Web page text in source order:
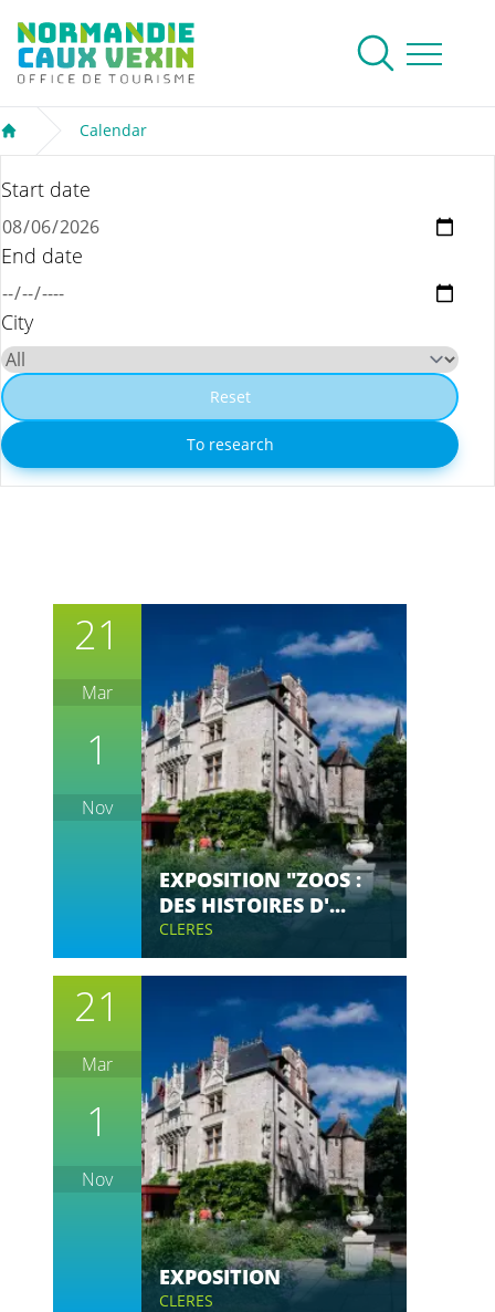
Normandie Caux Vexin
Menu
To research
Welcome
Calendar
Start date
End date
City
Reset
To research
21
Mar
1
Nov
EXPOSITION "ZOOS :
DES HISTOIRES D'...
CLERES
21
Mar
1
Nov
EXPOSITION
CLERES